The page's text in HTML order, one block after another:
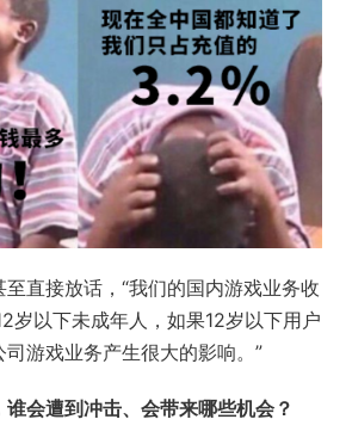
直接放话，“我们的国内游戏业务收
岁以下未成年人，如果12岁以下用户
游戏业务产生很大的影响。”
会遭到冲击、会带来哪些机会？